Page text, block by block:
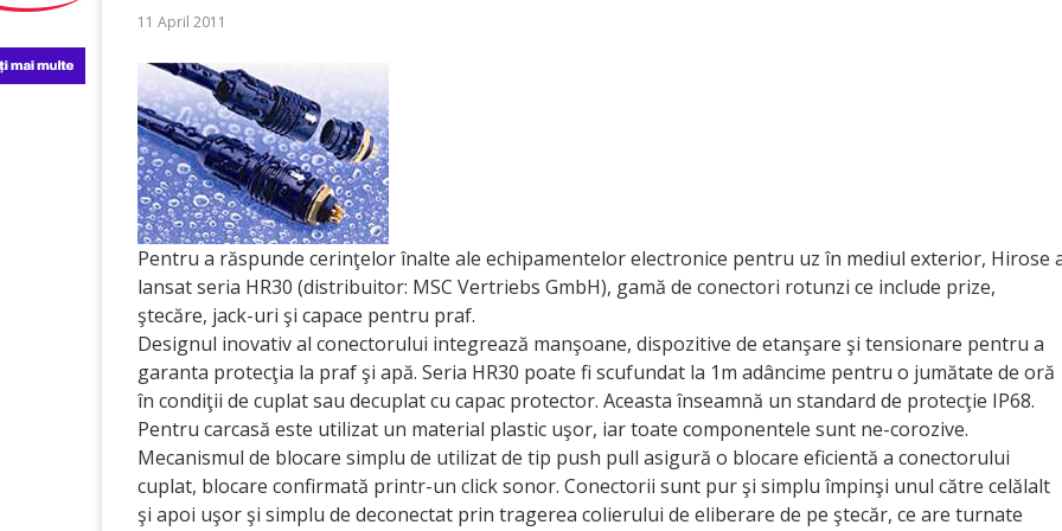
11 April 2011
Pentru a răspunde cerinţelor înalte ale echipamentelor electronice pentru uz în mediul exterior, Hirose
lansat seria HR30 (distribuitor: MSC Vertriebs GmbH), gamă de conectori rotunzi ce include prize,
ştecăre, jack-uri şi capace pentru praf.
Designul inovativ al conectorului integrează manşoane, dispozitive de etanşare şi tensionare pentru a
garanta protecţia la praf şi apă. Seria HR30 poate fi scufundat la 1m adâncime pentru o jumătate de oră
în condiţii de cuplat sau decuplat cu capac protector. Aceasta înseamnă un standard de protecţie IP68.
Pentru carcasă este utilizat un material plastic uşor, iar toate componentele sunt ne-corozive.
Mecanismul de blocare simplu de utilizat de tip push pull asigură o blocare eficientă a conectorului
cuplat, blocare confirmată printr-un click sonor. Conectorii sunt pur şi simplu împinşi unul către celălalt
şi apoi uşor şi simplu de deconectat prin tragerea colierului de eliberare de pe ştecăr, ce are turnate